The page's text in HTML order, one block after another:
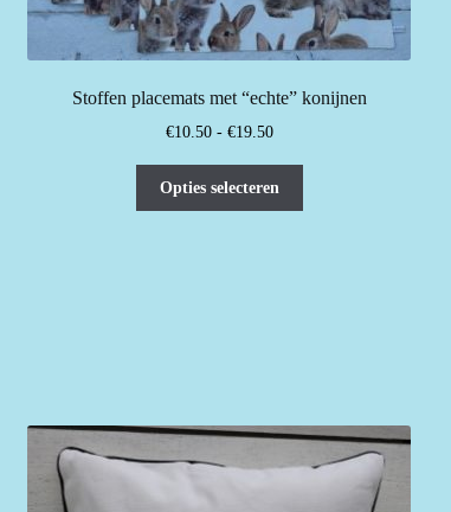
Stoffen placemats met “echte” konijnen
€10.50 - €19.50Prijsklasse:
tot
€19.50
Opties selecteren
op
de
productpagina